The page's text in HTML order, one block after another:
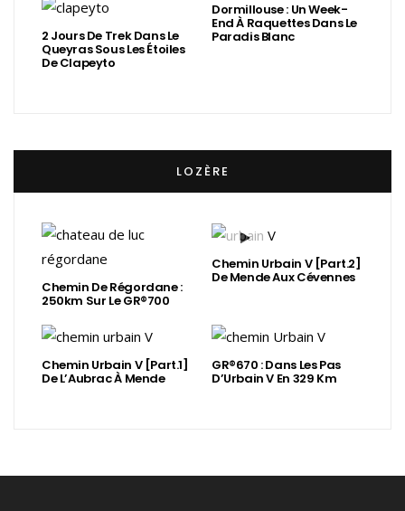
2 Jours De Trek Dans Le
Queyras Sous Les Étoiles
De Clapeyto
Dormillouse : Un Week-
End À Raquettes Dans Le
Paradis Blanc
LOZÈRE
Chemin De Régordane :
250km Sur Le GR®700
Chemin Urbain V [Part.2]
De Mende Aux Cévennes
Chemin Urbain V [Part.1]
De L’Aubrac À Mende
GR®670 : Dans Les Pas
D’Urbain V En 329 Km